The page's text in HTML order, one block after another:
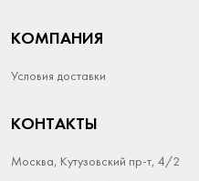
КОМПАНИЯ
Условия доставки
КОНТАКТЫ
Москва, Кутузовский пр-т, 4/2